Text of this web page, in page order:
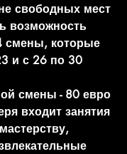
свободных мест
возможность
смены, которые
и с 26 по 30
смены - 80 евро
входит занятия